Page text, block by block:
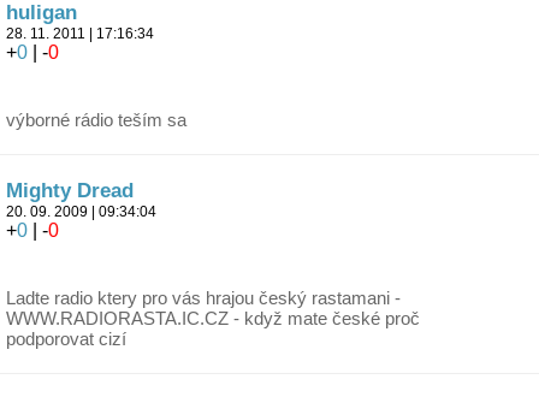
huligan
28. 11. 2011 | 17:16:34
+0 | -0
výborné rádio teším sa
Mighty Dread
20. 09. 2009 | 09:34:04
+0 | -0
Ladte radio ktery pro vás hrajou český rastamani -
WWW.RADIORASTA.IC.CZ - když mate české proč
podporovat cizí